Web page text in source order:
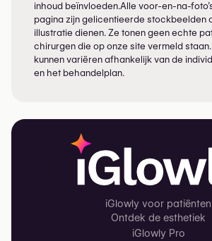
inhoud beïnvloeden.Alle voor-en-na-
pagina zijn gelicentieerde stockbeelden
illustratie dienen. Ze tonen geen echte
chirurgen die op onze site vermeld
kunnen variëren afhankelijk van de
en het behandelplan.
iGlowly voor patiënten
Ontdek de esthetiek
iGlowly Pro